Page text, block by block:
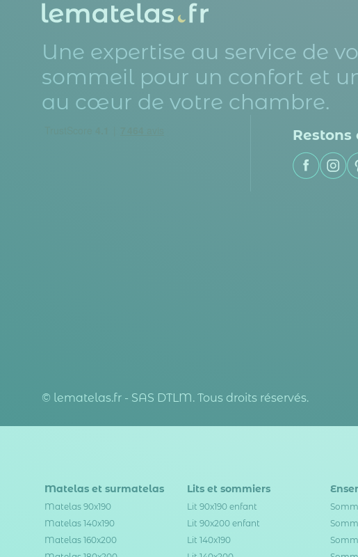
Une expertise au service de
sommeil pour un confort et
au cœur de votre chambre.
Restons
© lematelas.fr - SAS DTLM. Tous droits réservés.
Matelas et surmatelas
Matelas 90x190
Matelas 140x190
Matelas 160x200
Lits et sommiers
Lit 90x190 enfant
Lit 90x200 enfant
Lit 140x190